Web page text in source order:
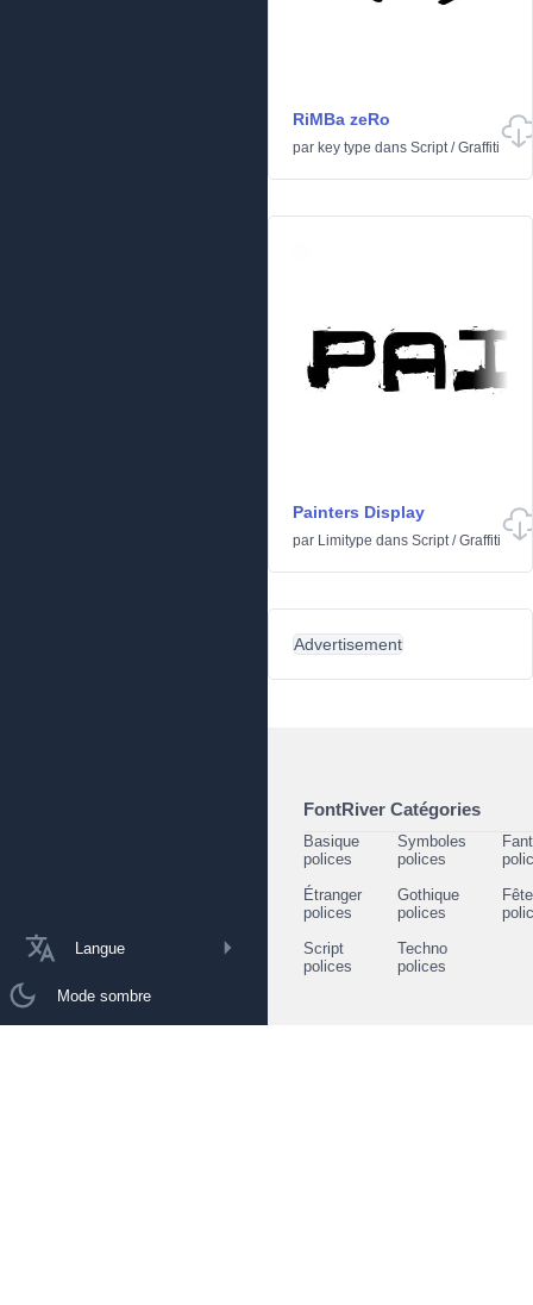
Langue
Mode sombre
RiMBa zeRo
par key type dans Script/Graffiti
Painters Display
par Limitype dans Script/Graffiti
Advertisement
FontRiver Catégories
Basique
polices
Symboles
polices
Étranger
polices
Gothique
polices
Script
polices
Techno
polices